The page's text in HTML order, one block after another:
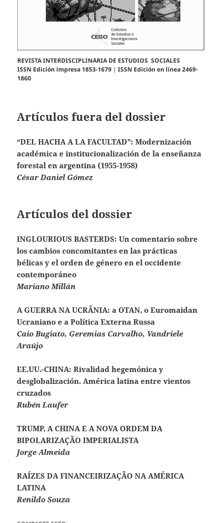
REVISTA INTERDISCIPLINARIA DE ESTUDIOS SOCIALES
ISSN Edición impresa 1853-1679| ISSN Edición en línea 2469-
1860
Artículos fuera del dossier
“DEL HACHA A LA FACULTAD”: Modernización
académica e institucionalización de la enseñanza
forestal en argentina (1955-1958)
César Daniel Gómez
Artículos del dossier
INGLOURIOUS BASTERDS: Un comentario sobre
los cambios concomitantes en las prácticas
bélicas y el orden de género en el occidente
contemporáneo
Mariano Millán
A GUERRA NA UCRÂNIA: a OTAN, o Euromaidan
Ucraniano e a Política Externa Russa
Caio Bugiato, Geremias Carvalho, Vandriele
Araújo
EE.UU.-CHINA: Rivalidad hegemónica y
desglobalización. América latina entre vientos
cruzados
Rubén Laufer
TRUMP, A CHINA E A NOVA ORDEM DA
BIPOLARIZAÇÃO IMPERIALISTA
Jorge Almeida
RAÍZES DA FINANCEIRIZAÇÃO NA AMÉRICA
LATINA
Renildo Souza